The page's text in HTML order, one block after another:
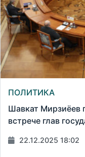
ПОЛИТИКА
Шавкат Мирзиёев
встрече глав
22.12.2025 18:02